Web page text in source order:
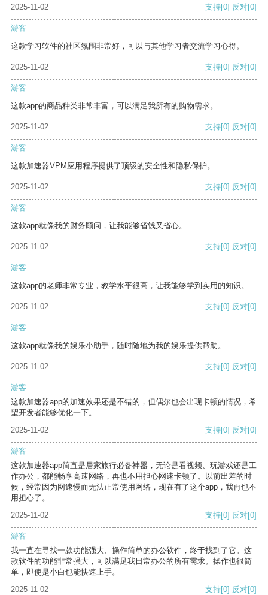
2025-11-02 支持[0] 反对[0]
游客
这款学习软件的社区氛围非常好，可以与其他学习者交流学习心得。
2025-11-02 支持[0] 反对[0]
游客
这款app的商品种类非常丰富，可以满足我所有的购物需求。
2025-11-02 支持[0] 反对[0]
游客
这款加速器VPM应用程序提供了顶级的安全性和隐私保护。
2025-11-02 支持[0] 反对[0]
游客
这款app就像我的财务顾问，让我能够省钱又省心。
2025-11-02 支持[0] 反对[0]
游客
这款app的老师非常专业，教学水平很高，让我能够学到实用的知识。
2025-11-02 支持[0] 反对[0]
游客
这款app就像我的娱乐小助手，随时随地为我的娱乐提供帮助。
2025-11-02 支持[0] 反对[0]
游客
这款加速器app的加速效果还是不错的，但偶尔也会出现卡顿的情况，希
望开发者能够优化一下。
2025-11-02
支持[0] 反对[0]
游客
这款加速器app简直是居家旅行必备神器，无论是看视频、玩游戏还是工
作办公，都能畅享高速网络，再也不用担心网速卡顿了。以前出差的时
候，经常因为网速慢而无法正常使用网络，现在有了这个app，我再也不
用担心了。
2025-11-02
支持[0] 反对[0]
游客
我一直在寻找一款功能强大、操作简单的办公软件，终于找到了它。这
款软件的功能非常强大，可以满足我日常办公的所有需求。操作也很简
单，即使是小白也能快速上手。
2025-11-02
支持[0] 反对[0]